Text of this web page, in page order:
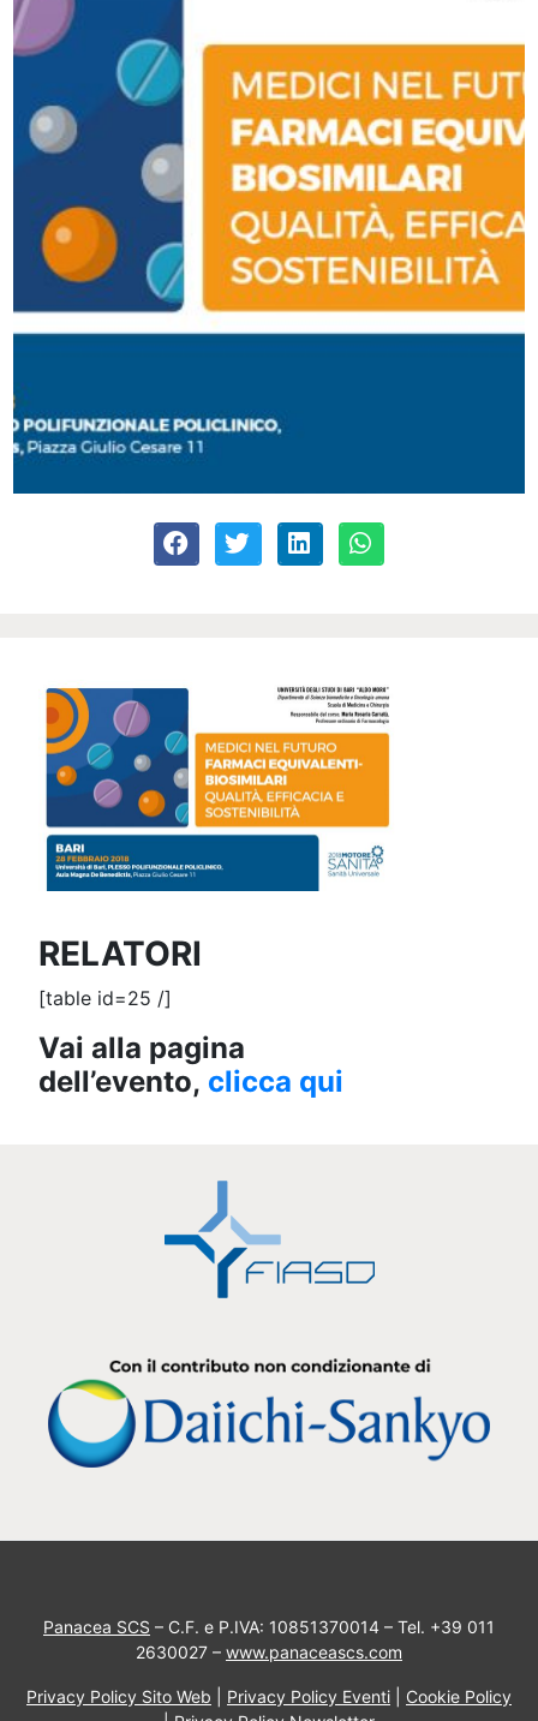
RELATORI
[table id=25 /]
Vai alla pagina
dell’evento, clicca qui
Panacea SCS – C.F. e P.IVA: 10851370014 – Tel. +39 011
2630027 – www.panaceascs.com
Privacy Policy Sito Web Privacy Policy Eventi
Cookie Policy